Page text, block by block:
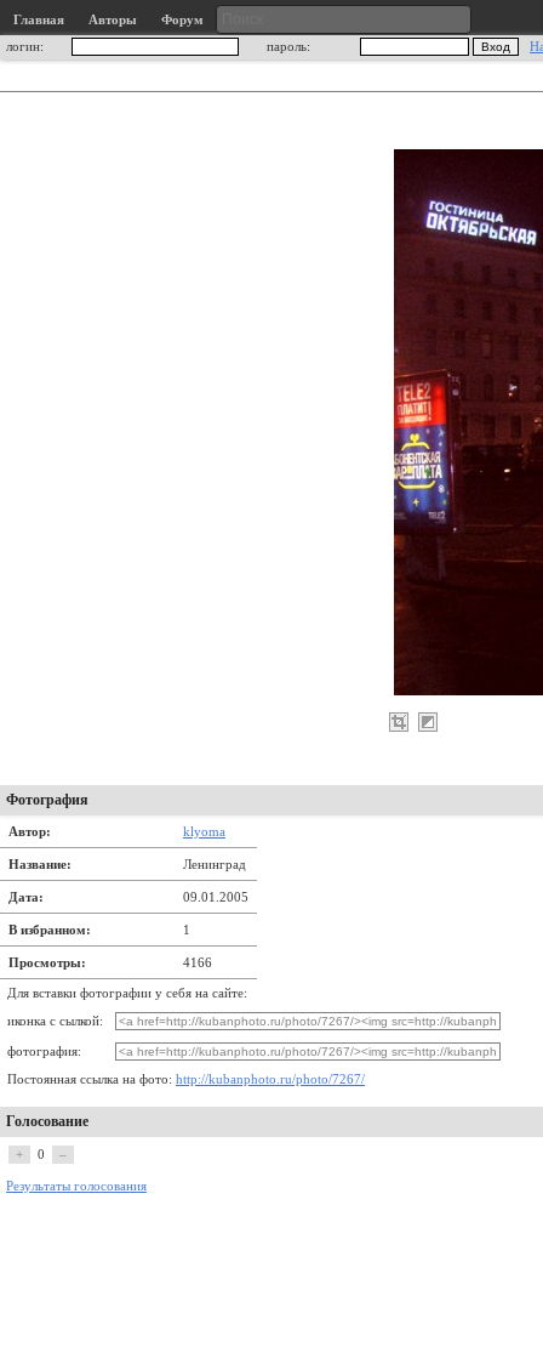
Главная Авторы
Форум
логин:
пароль:
Фотография
Автор: klyoma
Название: Ленинград
Дата: 09.01.2005
В избранном: 1
Просмотры: 4166
Для вставки фотографии у себя на сайте:
иконка с сылкой:
фотография:
Постоянная ссылка на фото: http://kubanphoto.ru/photo/7267/
Голосование
+ 0 –
Результаты голосования